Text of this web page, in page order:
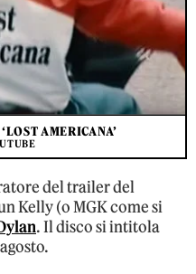
AMERICANA’
del trailer del
Kelly (o MGK come si
. Il disco si intitola